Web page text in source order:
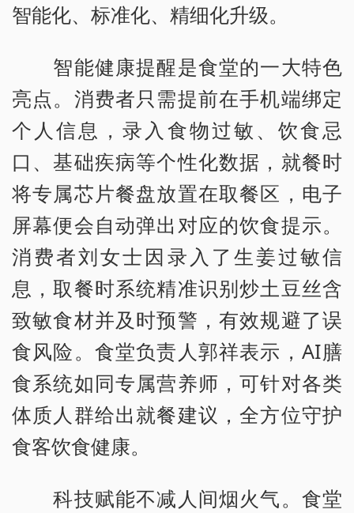
智能化、标准化、精细化升级。
智能健康提醒是食堂的一大特色
亮点。消费者只需提前在手机端绑定
个人信息，录入食物过敏、饮食忌
口、基础疾病等个性化数据，就餐时
将专属芯片餐盘放置在取餐区，电子
屏幕便会自动弹出对应的饮食提示。
消费者刘女士因录入了生姜过敏信
息，取餐时系统精准识别炒土豆丝含
致敏食材并及时预警，有效规避了误
食风险。食堂负责人郭祥表示，AI膳
食系统如同专属营养师，可针对各类
体质人群给出就餐建议，全方位守护
食客饮食健康。
科技赋能不减人间烟火气。食堂